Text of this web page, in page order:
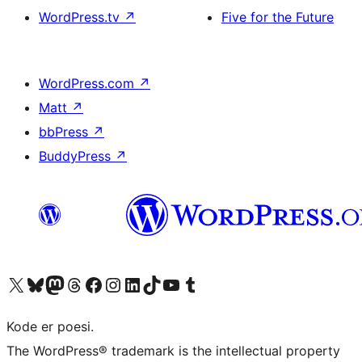
WordPress.tv ↗
Five for the Future
WordPress.com ↗
Matt ↗
bbPress ↗
BuddyPress ↗
Besøk vår konto på X Visit our Bluesky account
Besøk vår Mastodon-konto
Visit our Threads account
Besøk vår Facebook-sideBesøk vår Instagram-konto
Besøk vår LinkedIn-konto
Visit our TikTok account
Visit our YouTube channel
Visit our Tumblr account
Kode er poesi.
The WordPress® trademark is the intellectual property